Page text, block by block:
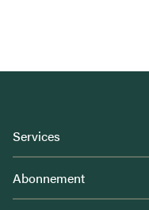
Services
Abonnement